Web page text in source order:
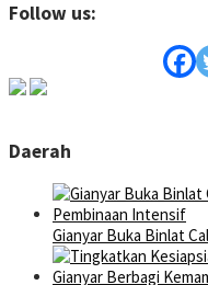
Follow us:
Daerah
Gianyar Buka Binlat